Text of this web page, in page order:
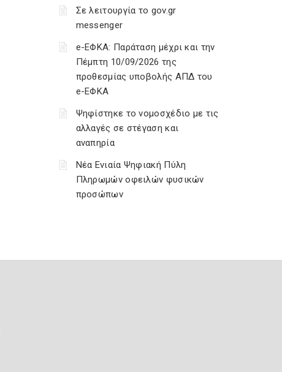
Σε λειτουργία το gov.gr
messenger
e-ΕΦΚΑ: Παράταση μέχρι και την
Πέμπτη 10/09/2026 της
προθεσμίας υποβολής ΑΠΔ του
e-ΕΦΚΑ
Ψηφίστηκε το νομοσχέδιο με τις
αλλαγές σε στέγαση και
αναπηρία
Νέα Ενιαία Ψηφιακή Πύλη
Πληρωμών οφειλών φυσικών
προσώπων